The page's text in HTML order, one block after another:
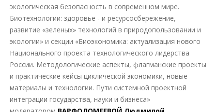
экологическая безопасность в современном мире.
Биотехнологии: здоровье - и ресурсосбережение,
развитие «зеленых» технологий в природопользовании и
экологии» и секции «Биоэкономика: актуализация нового
Национального проекта технологического лидерства
России. Методологические аспекты, флагманские проекты
и практические кейсы циклической экономики, новые
материалы и технологии. Пути системной проектной
интеграции государства, науки и бизнеса»